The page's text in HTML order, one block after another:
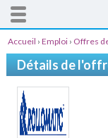
Accueil › Emploi › Offres
méthode d'optimisation
Détails de